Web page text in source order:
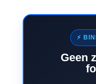
⚡
Geen